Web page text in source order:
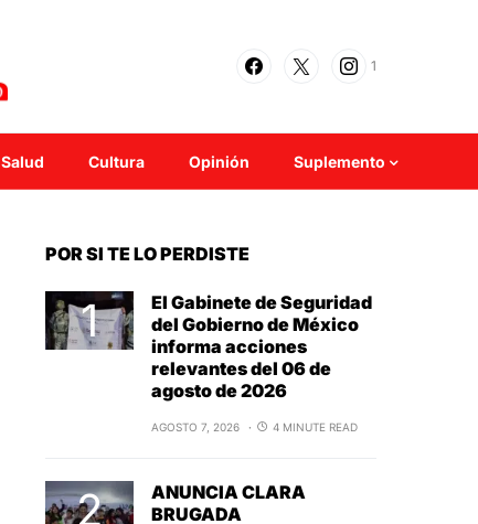
1
Salud Cultura Opinión Suplemento
POR SI TE LO PERDISTE
El Gabinete de Seguridad
del Gobierno de México
informa acciones
relevantes del 06 de
agosto de 2026
AGOSTO 7, 2026 4 MINUTE READ
ANUNCIA CLARA
BRUGADA